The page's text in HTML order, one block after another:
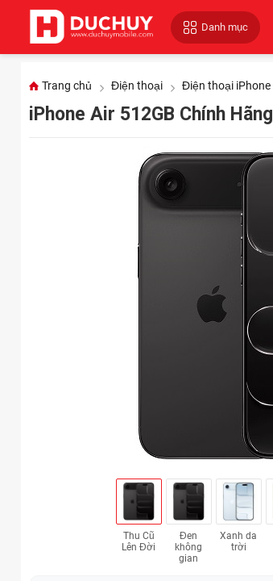
Danh mục
Trang chủ Điện thoại Điện thoại iPhone
iPhone Air 512GB Chính Hãng
Thu Cũ
Lên Đời
Đen
không
gian
Xanh da
trời